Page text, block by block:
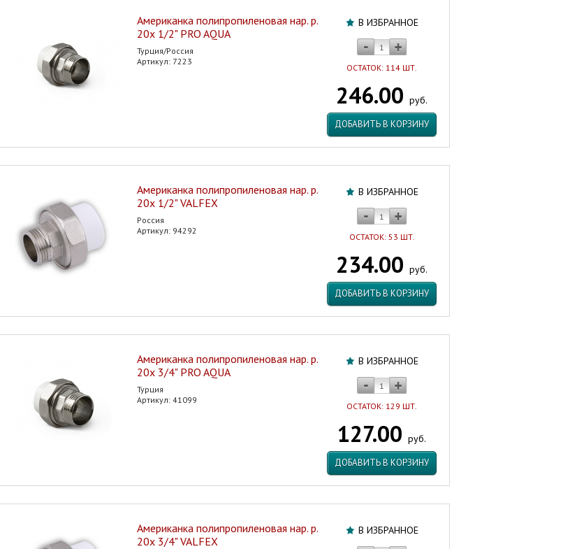
В ИЗБРАННОЕ
ОСТАТОК: 114 ШТ.
246.00 руб.
ДОБАВИТЬ В КОРЗИНУ
Американка полипропиленовая нар. р.
20х 1/2" PRO AQUA
Турция/Россия
Артикул: 7223
В ИЗБРАННОЕ
ОСТАТОК: 53 ШТ.
234.00 руб.
ДОБАВИТЬ В КОРЗИНУ
Американка полипропиленовая нар. р.
20х 1/2" VALFEX
Россия
Артикул: 94292
В ИЗБРАННОЕ
ОСТАТОК: 129 ШТ.
127.00 руб.
ДОБАВИТЬ В КОРЗИНУ
Американка полипропиленовая нар. р.
20х 3/4" PRO AQUA
Турция
Артикул: 41099
В ИЗБРАННОЕ
Американка полипропиленовая нар. р.
20х 3/4" VALFEX